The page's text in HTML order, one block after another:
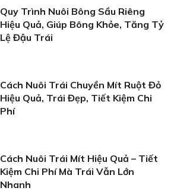
Quy Trình Nuôi Bông Sầu Riêng
Hiệu Quả, Giúp Bông Khỏe, Tăng Tỷ
Lệ Đậu Trái
Cách Nuôi Trái Chuyền Mít Ruột Đỏ
Hiệu Quả, Trái Đẹp, Tiết Kiệm Chi
Phí
Cách Nuôi Trái Mít Hiệu Quả – Tiết
Kiệm Chi Phí Mà Trái Vẫn Lớn
Nhanh